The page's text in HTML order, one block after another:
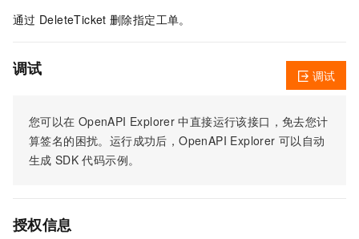
通过 DeleteTicket 删除指定工单。
调试
您可以在 OpenAPI Explorer 中直接运行该接口，免去您计
算签名的困扰。运行成功后，OpenAPI Explorer 可以自动
生成 SDK 代码示例。
调试
授权信息